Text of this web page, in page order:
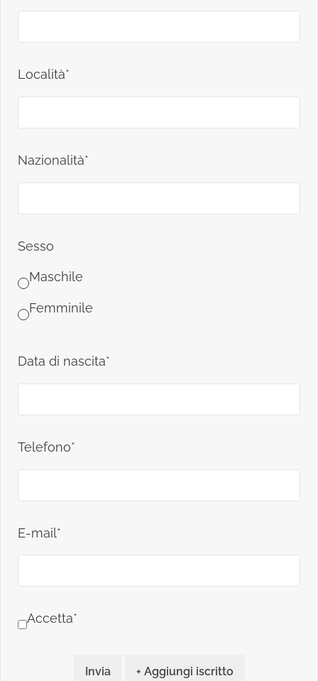
Località*
Nazionalità*
Sesso
Maschile
Femminile
Data di nascita*
Telefono*
E-mail*
Accetta*
Invia + Aggiungi iscritto